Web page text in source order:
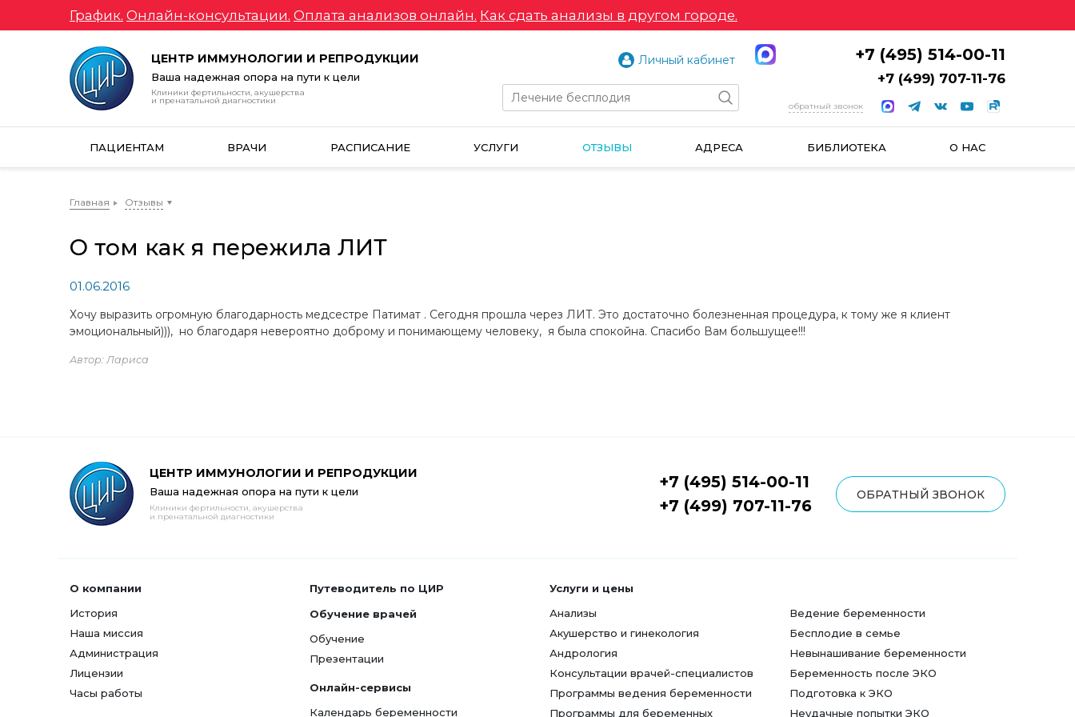
График. Онлайн-консультации. Оплата анализов онлайн. Как сдать анализы в другом городе.
ЦЕНТР ИММУНОЛОГИИ И РЕПРОДУКЦИИ
Ваша надежная опора на пути к цели
Клиники фертильности, акушерства
и пренатальной диагностики
Личный кабинет +7 (495) 514-00-11
+7 (499) 707-11-76
обратный звонок
ПАЦИЕНТАМ ВРАЧИ РАСПИСАНИЕ УСЛУГИ ОТЗЫВЫ АДРЕСА БИБЛИОТЕКА О НАС
Главная Отзывы
О том как я пережила ЛИТ
01.06.2016
Хочу выразить огромную благодарность медсестре Патимат . Сегодня прошла через ЛИТ. Это достаточно болезненная процедура, к тому же я клиент
эмоциональный))), но благодаря невероятно доброму и понимающему человеку, я была спокойна. Спасибо Вам большущее!!!
Автор: Лариса
ЦЕНТР ИММУНОЛОГИИ И РЕПРОДУКЦИИ
Ваша надежная опора на пути к цели
Клиники фертильности, акушерства
и пренатальной диагностики
+7 (495) 514-00-11
+7 (499) 707-11-76
ОБРАТНЫЙ ЗВОНОК
О компании
История
Наша миссия
Администрация
Лицензии
Часы работы
Путеводитель по ЦИР
Обучение врачей
Обучение
Презентации
Онлайн-сервисы
Календарь беременности
Услуги и цены
Анализы
Акушерство и гинекология
Андрология
Консультации врачей-специалистов
Программы ведения беременности
Программы для беременных
Ведение беременности
Бесплодие в семье
Невынашивание беременности
Беременность после ЭКО
Подготовка к ЭКО
Неудачные попытки ЭКО